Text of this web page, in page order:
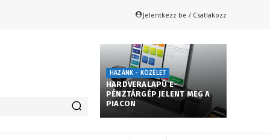
Jelentkezz be / Csatlakozz
HAZÁNK - KÖZÉLET
HARDVERALAPÚ E-
PÉNZTÁRGÉP JELENT MEG A
PIACON